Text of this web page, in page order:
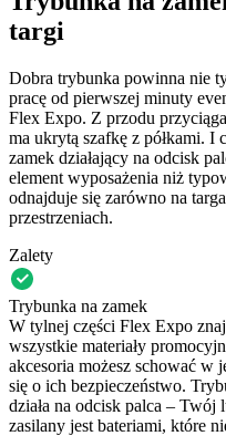
targi
Dobra trybunka powinna nie
pracę od pierwszej minuty
Flex Expo. Z przodu
ma ukrytą szafkę z półkami. I
zamek działający na odcisk
element wyposażenia niż
odnajduje się zarówno na
przestrzeniach.
Zalety
Trybunka na zamek
W tylnej części Flex Expo
wszystkie materiały
akcesoria możesz schować w
się o ich bezpieczeństwo.
działa na odcisk palca – Twój
zasilany jest bateriami, które